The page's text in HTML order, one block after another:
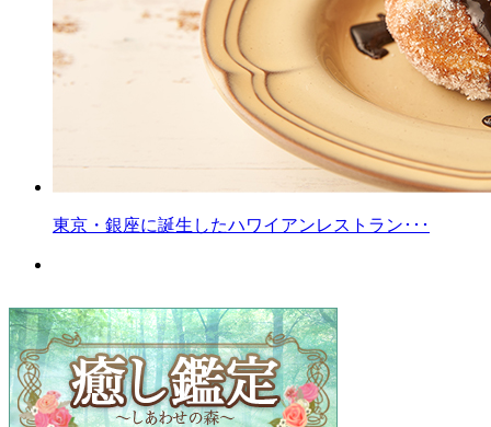
東京・銀座に誕生したハワイアンレストラン･･･